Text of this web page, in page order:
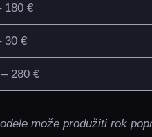
180 €
30 €
280 €
može produžiti rok